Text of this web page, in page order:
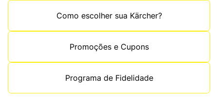
Como escolher sua Kärcher?
Promoções e Cupons
Programa de Fidelidade